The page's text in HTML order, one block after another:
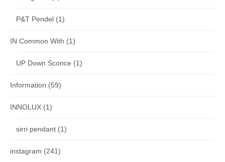
P&T Pendel (1)
IN Common With (1)
UP Down Sconce (1)
Information (59)
INNOLUX (1)
sirri pendant (1)
instagram (241)